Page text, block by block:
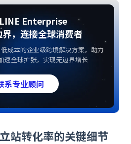
Enterprise
，连接全球消费者
成本的企业级跨境解决方案，助力
速全球扩张，实现无边界增长
系专业顾问
站转化率的关键细节